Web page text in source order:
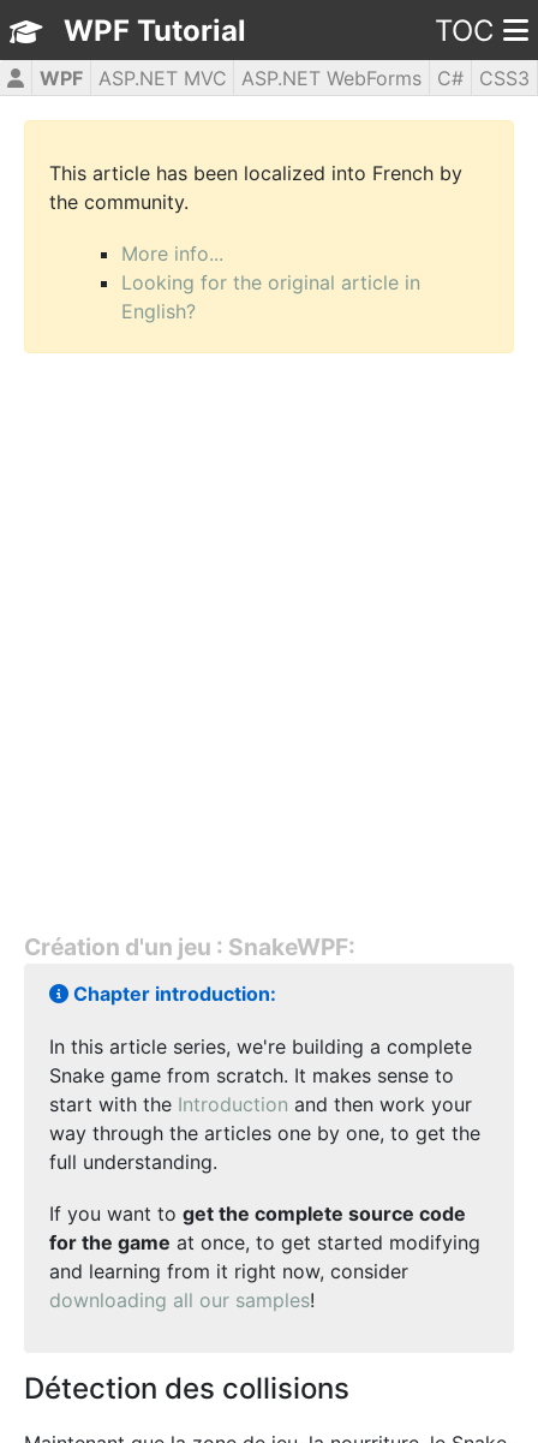
WPF Tutorial TOC
WPF ASP.NET MVC ASP.NET WebForms C#
CSS3
HTML5
JavaScript jQuery PHP5
This article has been localized into French by
the community.
More info...
Looking for the original article in
English?
Création d'un jeu : SnakeWPF:
Chapter introduction:
In this article series, we're building a complete
Snake game from scratch. It makes sense to
start with the Introduction and then work your
way through the articles one by one, to get the
full understanding.
If you want to get the complete source code
for the game at once, to get started modifying
and learning from it right now, consider
downloading all our samples!
Détection des collisions